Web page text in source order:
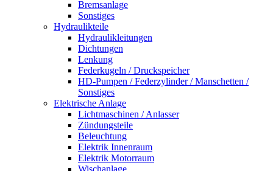
Bremsanlage
Sonstiges
Hydraulikteile
Hydraulikleitungen
Dichtungen
Lenkung
Federkugeln / Druckspeicher
HD-Pumpen / Federzylinder / Manschetten /
Sonstiges
Elektrische Anlage
Lichtmaschinen / Anlasser
Zündungsteile
Beleuchtung
Elektrik Innenraum
Elektrik Motorraum
Wischanlage